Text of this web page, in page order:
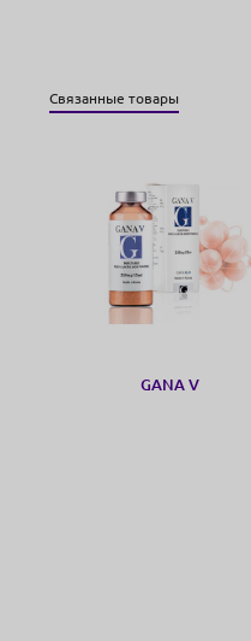
Связанные товары
GANA V